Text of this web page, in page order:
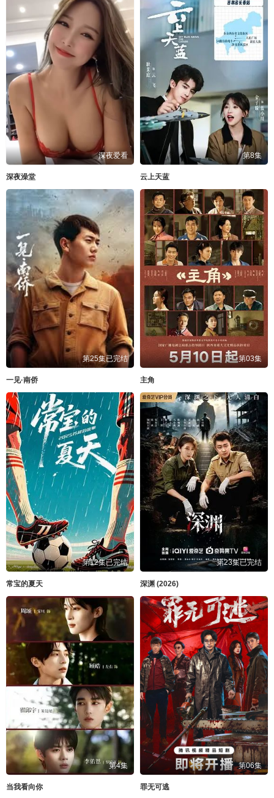
深夜爱看
深夜澡堂
第8集
云上天蓝
第25集已完结
一见·南侨
第03集
主角
第12集已完结
常宝的夏天
第23集已完结
深渊 (2026)
第4集
当我看向你
第06集
罪无可逃